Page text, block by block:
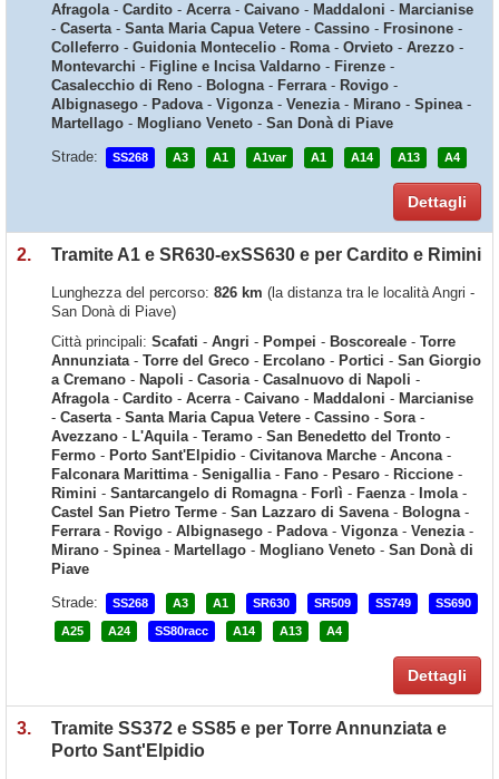
Afragola- Cardito - Acerra- Caivano - Maddaloni - Marcianise
- Caserta- Santa Maria Capua Vetere - Cassino - Frosinone -
Colleferro - Guidonia Montecelio - Roma- Orvieto - Arezzo -
Montevarchi - Figline e Incisa Valdarno - Firenze -
Casalecchio di Reno - Bologna- Ferrara- Rovigo -
Albignasego - Padova- Vigonza- Venezia- Mirano - Spinea-
Martellago - Mogliano Veneto - San Donà di Piave
Strade:
SS268 A3 A1 A1var A1 A14 A13 A4
Dettagli
2. Tramite A1 e SR630-exSS630 e per Cardito e Rimini
Lunghezza del percorso: 826 km (la distanza tra le località Angri -
San Donà di Piave)
Città principali: Scafati - Angri - Pompei - Boscoreale - Torre
Annunziata- Torre del Greco - Ercolano - Portici - San Giorgio
a Cremano - Napoli - Casoria- Casalnuovo di Napoli -
Afragola- Cardito - Acerra- Caivano - Maddaloni - Marcianise
- Caserta- Santa Maria Capua Vetere - Cassino - Sora-
Avezzano - L'Aquila- Teramo - San Benedetto del Tronto -
Fermo - Porto Sant'Elpidio - Civitanova Marche - Ancona-
Falconara Marittima- Senigallia- Fano - Pesaro - Riccione -
Rimini - Santarcangelo di Romagna- Forlì - Faenza- Imola-
Castel San Pietro Terme - San Lazzaro di Savena- Bologna-
Ferrara- Rovigo - Albignasego - Padova- Vigonza- Venezia-
Mirano - Spinea- Martellago - Mogliano Veneto - San Donà di
Piave
Strade:
SS268 A3 A1 SR630 SR509 SS749 SS690
A25 A24 SS80racc A14 A13 A4
Dettagli
3.
Tramite SS372 e SS85 e per Torre Annunziata e
Porto Sant'Elpidio